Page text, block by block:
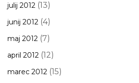
julij 2012 (13)
junij 2012 (4)
maj 2012 (7)
april 2012 (12)
marec 2012 (15)